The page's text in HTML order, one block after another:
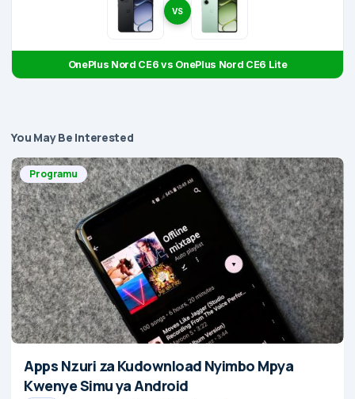
VS
OnePlus Nord CE6 vs OnePlus Nord CE6 Lite
You May Be Interested
Programu
Apps Nzuri za Kudownload Nyimbo Mpya
Kwenye Simu ya Android